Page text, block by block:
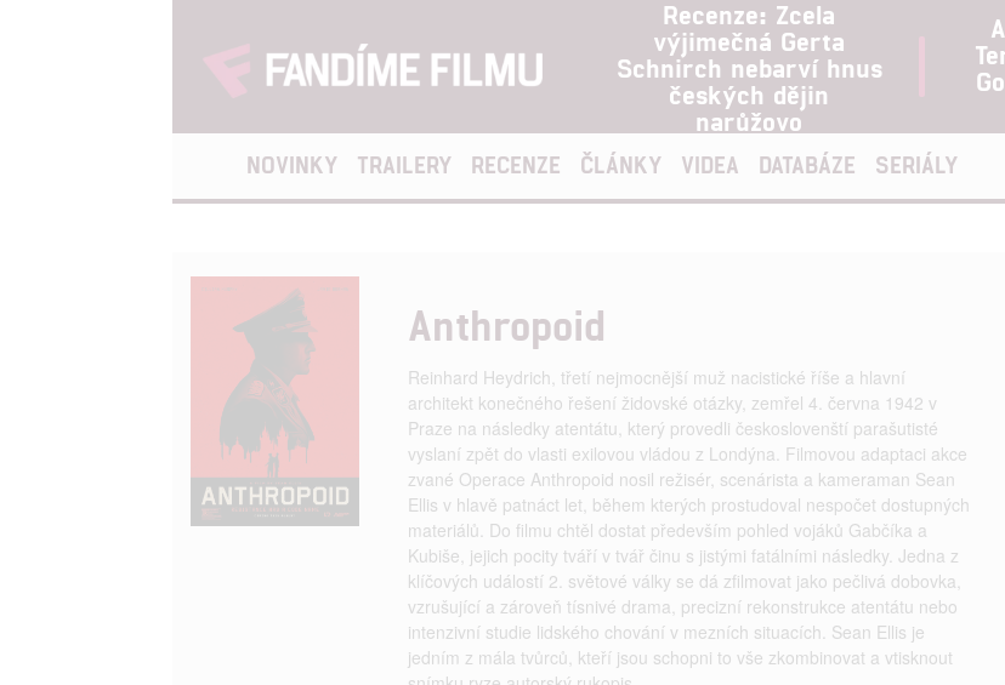
Recenze: Zcela
výjimečná Gerta
Schnirch nebarví hnus
českých dějin
narůžovo
NOVINKY TRAILERY RECENZE ČLÁNKY VIDEA DATABÁZE SERIÁLY
Anthropoid
Reinhard Heydrich, třetí nejmocnější muž nacistické říše a hlavní
architekt konečného řešení židovské otázky, zemřel 4. června 1942 v
Praze na následky atentátu, který provedli českoslovenští parašutisté
vyslaní zpět do vlasti exilovou vládou z Londýna. Filmovou adaptaci akce
zvané Operace Anthropoid nosil režisér, scenárista a kameraman Sean
Ellis v hlavě patnáct let, během kterých prostudoval nespočet dostupných
materiálů. Do filmu chtěl dostat především pohled vojáků Gabčíka a
Kubiše, jejich pocity tváří v tvář činu s jistými fatálními následky. Jedna z
klíčových událostí 2. světové války se dá zfilmovat jako pečlivá dobovka,
vzrušující a zároveň tísnivé drama, precizní rekonstrukce atentátu nebo
intenzivní studie lidského chování v mezních situacích. Sean Ellis je
jedním z mála tvůrců, kteří jsou schopni to vše zkombinovat a vtisknout